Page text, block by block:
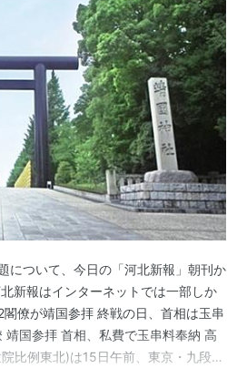
について、今日の「河北新報」朝刊か
新報はインターネットでは一部しか
僚が靖国参拝 終戦の日、首相は玉串
国参拝 首相、私費で玉串料奉納 高
比例東北)は15日午前、東京・九段北